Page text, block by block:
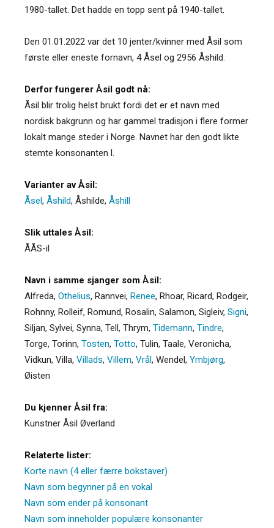
1980-tallet. Det hadde en topp sent på 1940-tallet.
Den 01.01.2022 var det 10 jenter/kvinner med Åsil som
første eller eneste fornavn, 4 Åsel og 2956 Åshild.
Derfor fungerer Åsil godt nå:
Åsil blir trolig helst brukt fordi det er et navn med
nordisk bakgrunn og har gammel tradisjon i flere former
lokalt mange steder i Norge. Navnet har den godt likte
stemte konsonanten l.
Varianter av Åsil:
Åsel, Åshild, Åshilde, Åshill
Slik uttales Åsil:
ÅÅS-il
Navn i samme sjanger som Åsil:
Alfreda, Othelius, Rannvei, Renee, Rhoar, Ricard, Rodgeir,
Rohnny, Rolleif, Romund, Rosalin, Salamon, Sigleiv, Signi,
Siljan, Sylvei, Synna, Tell, Thrym, Tidemann, Tindre,
Torge, Torinn, Tosten, Totto, Tulin, Taale, Veronicha,
Vidkun, Villa, Villads, Villem, Vrål, Wendel, Ymbjørg,
Øisten
Du kjenner Åsil fra:
Kunstner Åsil Øverland
Relaterte lister:
Korte navn (4 eller færre bokstaver)
Navn som begynner på en vokal
Navn som ender på konsonant
Navn som inneholder populære konsonanter